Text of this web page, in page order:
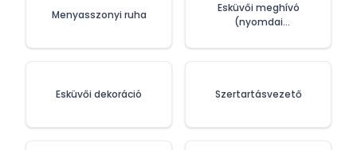
Menyasszonyi ruha
Esküvői dekoráció
Esküvői meghívó
(nyomdai
Szertartásvezető